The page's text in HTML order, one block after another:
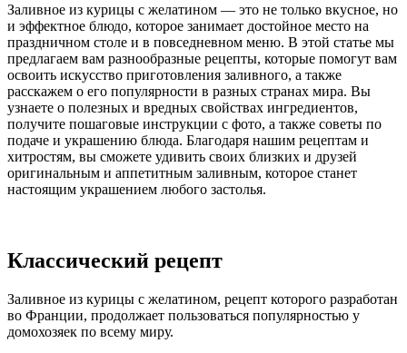
Заливное из курицы с желатином — это не только вкусное, но
и эффектное блюдо, которое занимает достойное место на
праздничном столе и в повседневном меню. В этой статье мы
предлагаем вам разнообразные рецепты, которые помогут вам
освоить искусство приготовления заливного, а также
расскажем о его популярности в разных странах мира. Вы
узнаете о полезных и вредных свойствах ингредиентов,
получите пошаговые инструкции с фото, а также советы по
подаче и украшению блюда. Благодаря нашим рецептам и
хитростям, вы сможете удивить своих близких и друзей
оригинальным и аппетитным заливным, которое станет
настоящим украшением любого застолья.
Классический рецепт
Заливное из курицы с желатином, рецепт которого разработан
во Франции, продолжает пользоваться популярностью у
домохозяек по всему миру.